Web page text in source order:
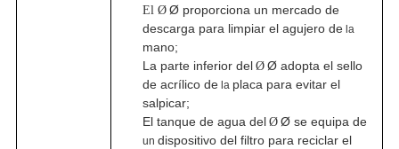
El Ø Ø proporciona un mercado de
descarga para limpiar el agujero de la
mano;
La parte inferior del Ø Ø adopta el sello
de acrílico de la placa para evitar el
salpicar;
El tanque de agua del Ø Ø se equipa de
undispositivo del filtro para reciclar el